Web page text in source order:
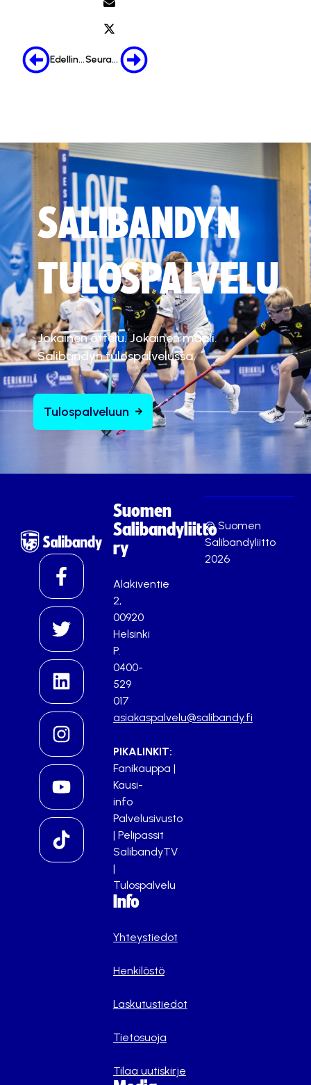
Edellinen Seuraava
SALIBANDYN
TULOSPALVELU
Jokainen ottelu. Jokainen maali.
Salibandyn tulospalvelussa.
Tulospalveluun
Suomen
Salibandyliitto
ry
Alakiventie
2,
00920
Helsinki
P.
0400-
529
017
asiakaspalvelu@salibandy.fi
PIKALINKIT:
Fanikauppa |
Kausi-
info
Palvelusivusto
| Pelipassit
SalibandyTV
|
Tulospalvelu
Info
Yhteystiedot
Henkilöstö
Laskutustiedot
Tietosuoja
Tilaa uutiskirje
© Suomen
Salibandyliitto
2026